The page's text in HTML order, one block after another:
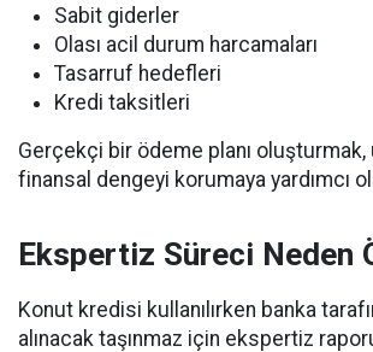
Sabit giderler
Olası acil durum harcamaları
Tasarruf hedefleri
Kredi taksitleri
Gerçekçi bir ödeme planı oluşturmak,
finansal dengeyi korumaya yardımcı
Ekspertiz Süreci Neden
Konut kredisi kullanılırken banka
alınacak taşınmaz için ekspertiz